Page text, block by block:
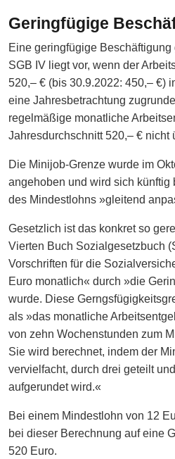
Geringfügige
Eine geringfügige Beschäftigung
SGB IV liegt vor, wenn der
520,– € (bis 30.9.2022: 450,– €)
eine Jahresbetrachtung
regelmäßige monatliche
Jahresdurchschnitt 520,– € nicht
Die Minijob-Grenze wurde im
angehoben und wird sich künftig
des Mindestlohns »gleitend
Gesetzlich ist das konkret so
Vierten Buch Sozialgesetzbuch
Vorschriften für die
Euro monatlich« durch »die
wurde. Diese
als »das monatliche
von zehn Wochenstunden zum
Sie wird berechnet, indem der
vervielfacht, durch drei geteilt
aufgerundet wird.«
Bei einem Mindestlohn von 12
bei dieser Berechnung auf eine
520 Euro.